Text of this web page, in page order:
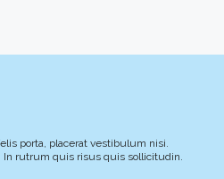
porta, placerat vestibulum nisi.
rutrum quis risus quis sollicitudin.